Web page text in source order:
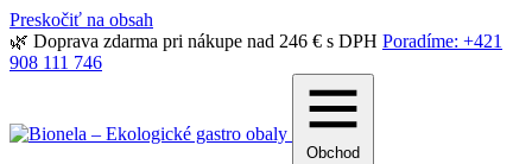
Preskočiť na obsah
🌿 Doprava zdarma pri nákupe nad 246 € s DPH Poradíme: +421
908 111 746
Obchod